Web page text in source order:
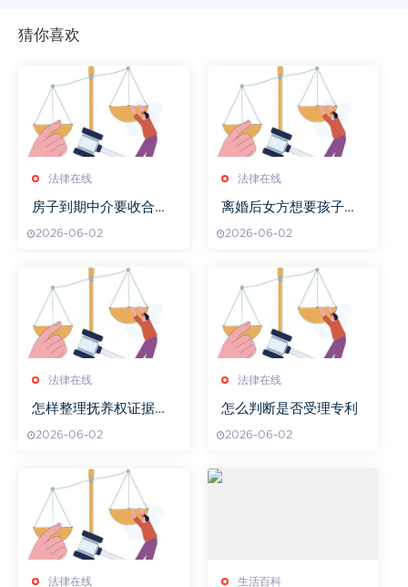
猜你喜欢
法律在线
房子到期中介要收合同
2026-06-02
法律在线
离婚后女方想要孩子抚
2026-06-02
法律在线
怎样整理抚养权证据资
2026-06-02
法律在线
怎么判断是否受理专利
2026-06-02
法律在线 生活百科